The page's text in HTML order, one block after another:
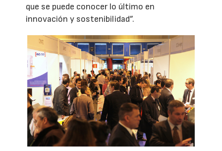
que se puede conocer lo último en
innovación y sostenibilidad”.